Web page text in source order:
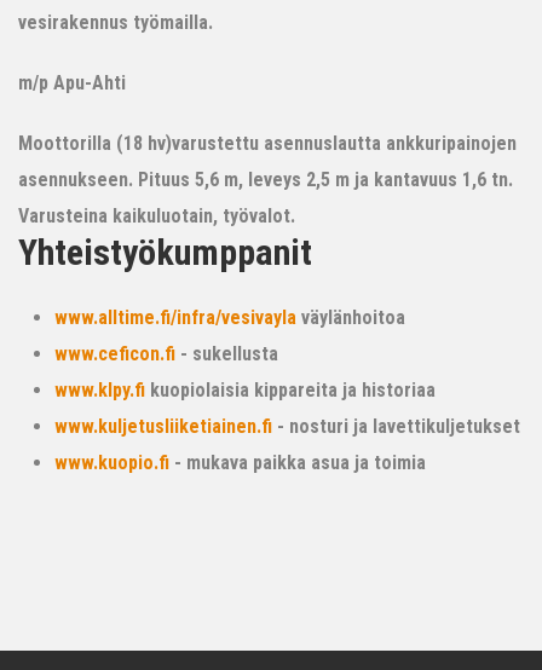
vesirakennus työmailla.
m/p Apu-Ahti
Moottorilla (18 hv)varustettu asennuslautta ankkuripainojen
asennukseen. Pituus 5,6 m, leveys 2,5 m ja kantavuus 1,6 tn.
Varusteina kaikuluotain, työvalot.
Yhteistyökumppanit
www.alltime.fi/infra/vesivayla väylänhoitoa
www.ceficon.fi - sukellusta
www.klpy.fi kuopiolaisia kippareita ja historiaa
www.kuljetusliiketiainen.fi - nosturi ja lavettikuljetukset
www.kuopio.fi - mukava paikka asua ja toimia